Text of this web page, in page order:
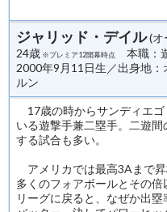
ジャリッド・デイル(オ
24歳 ※プレミア12開幕時点
本職：
2000年9月11日生／出身地
ルン
17歳の時からサンディエゴ
いる遊撃手兼二塁手。二遊
する試合も多い。
アメリカでは最高3Aまで
多くのフォアボールとその
リーグに戻ると、なぜか出